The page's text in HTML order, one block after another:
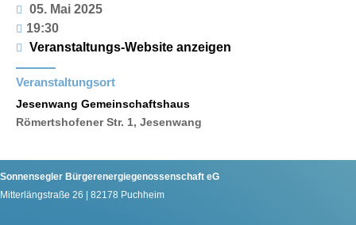
05. Mai 2025
19:30
Veranstaltungs-Website anzeigen
Veranstaltungsort
Jesenwang Gemeinschaftshaus
Römertshofener Str. 1, Jesenwang
Sonnensegler Bürgerenergiegenossenschaft eG
Mitterlängstraße 26 | 82178 Puchheim